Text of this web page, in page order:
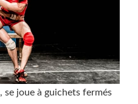
, se joue à guichets fermés